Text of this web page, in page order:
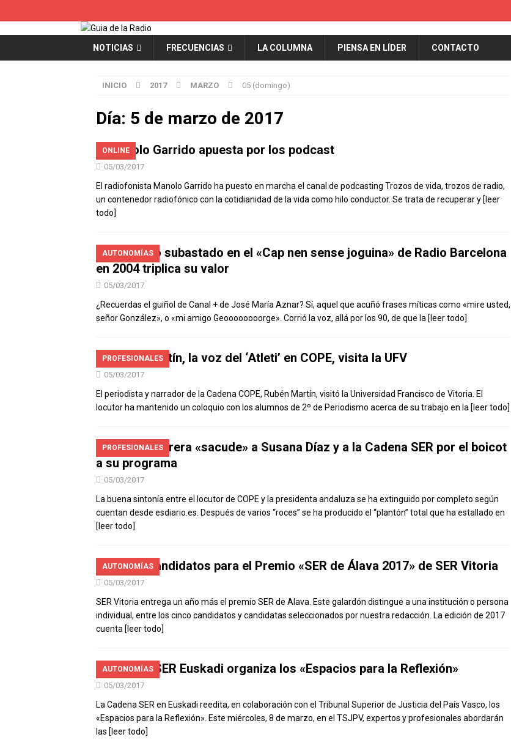
NOTICIAS FRECUENCIAS LA COLUMNA PIENSA EN LÍDER CONTACTO
INICIO 2017 MARZO 05 (domingo)
Día: 5 de marzo de 2017
ONLINE
Manolo Garrido apuesta por los podcast
05/03/2017
El radiofonista Manolo Garrido ha puesto en marcha el canal de podcasting Trozos de vida, trozos de radio,
un contenedor radiofónico con la cotidianidad de la vida como hilo conductor. Se trata de recuperar y [leer
todo]
AUTONOMÍAS
Un objeto subastado en el «Cap nen sense joguina» de Radio Barcelona
en 2004 triplica su valor
05/03/2017
¿Recuerdas el guiñol de Canal + de José María Aznar? Sí, aquel que acuñó frases míticas como «mire usted,
señor González», o «mi amigo Geoooooooorge». Corrió la voz, allá por los 90, de que la [leer todo]
PROFESIONALES
Rubén Martín, la voz del ‘Atleti’ en COPE, visita la UFV
05/03/2017
El periodista y narrador de la Cadena COPE, Rubén Martín, visitó la Universidad Francisco de Vitoria. El
locutor ha mantenido un coloquio con los alumnos de 2º de Periodismo acerca de su trabajo en la [leer todo]
PROFESIONALES
Carlos Herrera «sacude» a Susana Díaz y a la Cadena SER por el boicot
a su programa
05/03/2017
La buena sintonía entre el locutor de COPE y la presidenta andaluza se ha extinguido por completo según
cuentan desde esdiario.es. Después de varios “roces” se ha producido el “plantón” total que ha estallado en
[leer todo]
AUTONOMÍAS
Ya hay candidatos para el Premio «SER de Álava 2017» de SER Vitoria
05/03/2017
SER Vitoria entrega un año más el premio SER de Alava. Este galardón distingue a una institución o persona
individual, entre los cinco candidatos y candidatas seleccionados por nuestra redacción. La edición de 2017
cuenta [leer todo]
AUTONOMÍAS
Cadena SER Euskadi organiza los «Espacios para la Reflexión»
05/03/2017
La Cadena SER en Euskadi reedita, en colaboración con el Tribunal Superior de Justicia del País Vasco, los
«Espacios para la Reflexión». Este miércoles, 8 de marzo, en el TSJPV, expertos y profesionales abordarán
las [leer todo]